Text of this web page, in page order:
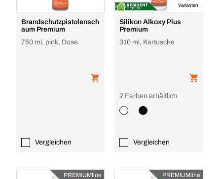
Brandschutzpistolensch
aum Premium
750 ml, pink, Dose
Vergleichen
Varianten
Silikon Alkoxy Plus
Premium
310 ml, Kartusche
Vergleichen
2 Farben erhältlich
PREMIUMline PREMIUMline